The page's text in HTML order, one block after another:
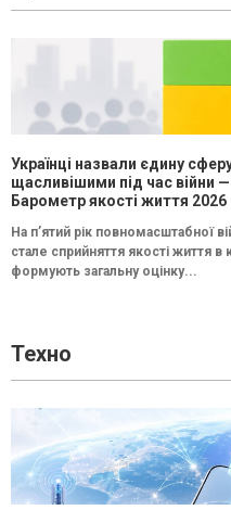
Українці назвали єдину
щасливішими під час війни
Барометр якості життя 2026
На п’ятий рік повномасштабної
стале сприйняття якості життя
формують загальну оцінку...
Техно